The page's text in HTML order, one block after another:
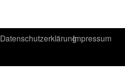
DatenschutzerklärungImpressum